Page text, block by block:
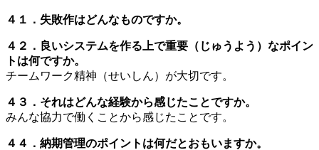
４１．失敗作はどんなものですか。
４２．良いシステムを作る上で重要（じゅうよう）なポイン
トは何ですか。
チームワーク精神（せいしん）が大切です。
４３．それはどんな経験から感じたことですか。
みんな協力で働くことから感じたことです。
４４．納期管理のポイントは何だとおもいますか。